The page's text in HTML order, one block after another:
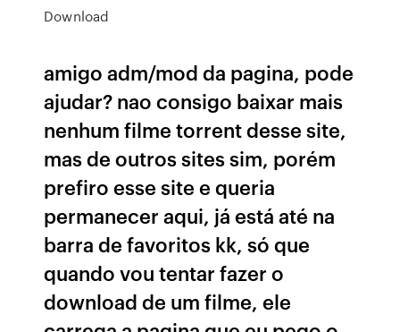
Download
amigo adm/mod da pagina, pode
ajudar? nao consigo baixar mais
nenhum filme torrent desse site,
mas de outros sites sim, porém
prefiro esse site e queria
permanecer aqui, já está até na
barra de favoritos kk, só que
quando vou tentar fazer o
download de um filme, ele